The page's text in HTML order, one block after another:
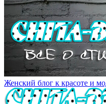
Женский блог к красоте и